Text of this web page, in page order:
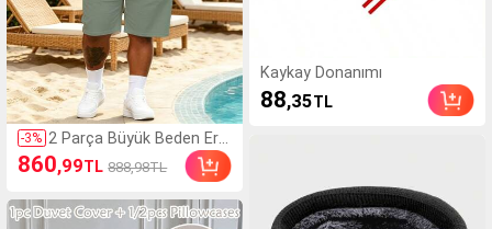
-3% 2 Parça Büyük Beden Erk
ek Tatil Stili Hawaii Göml
ek Takımı, Bol Günlük Tat
860,99TL 888,98TL
Kaykay Donanımı
88,35TL